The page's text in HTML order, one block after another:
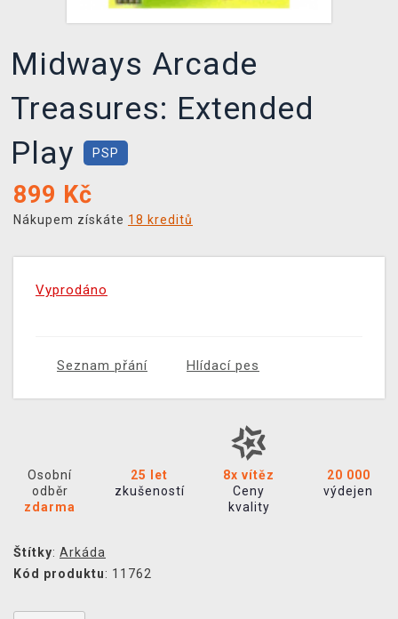
Midways Arcade
Treasures: Extended
Play
PSP
899 Kč
Nákupem získáte 18 kreditů
Vyprodáno
Seznam přání Hlídací pes
Osobní
odběr
zdarma
25 let
zkušeností
8x vítěz
Ceny
kvality
20 000
výdejen
Štítky: Arkáda
Kód produktu: 11762